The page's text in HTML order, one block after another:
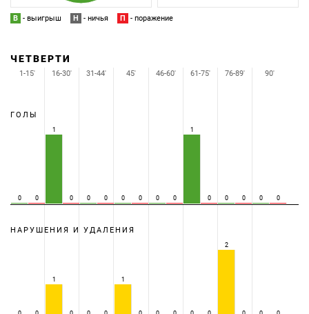
В - выигрыш Н - ничья П - поражение
ЧЕТВЕРТИ
ГОЛЫ
0 0
1
0 0 0 0 0 0 0
1
0 0 0 0 0
НАРУШЕНИЯ И УДАЛЕНИЯ
1 1
2
1-15' 16-30' 31-44' 45' 46-60' 61-75' 76-89' 90'